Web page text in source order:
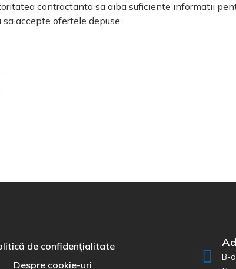
contractanta sa aiba suficiente informatii
accepte ofertele depuse.
de confidențialitate
Despre cookie-uri
B-